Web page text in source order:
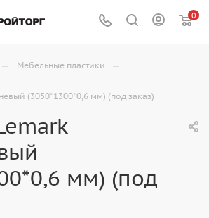
0
— Мебельные пластики —
(3050*1300*0,6 мм) (под заказ)
мм) (под